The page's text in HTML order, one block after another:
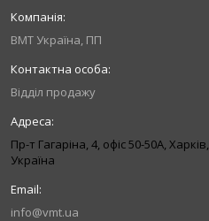
ВМТ Україна, ПП
Відділ продажу
Пр-т Гагаріна, 4, офіс 50-50A, Харків,
Україна
info@vmt.ua